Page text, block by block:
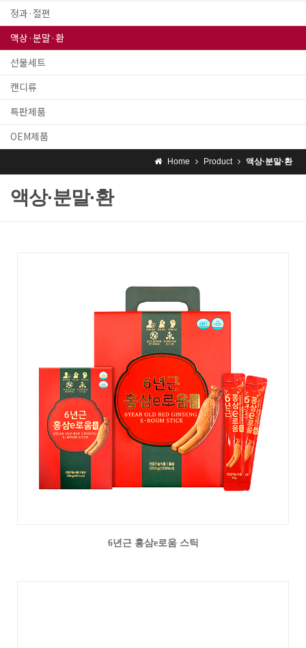
정과·절편
액상·분말·환
선물세트
캔디류
특판제품
OEM제품
Home Product 액상·분말·환
액상·분말·환
6년근 홍삼e로움 스틱